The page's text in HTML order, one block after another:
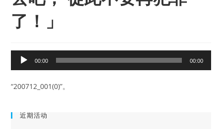
了！」
频
00:00 00:00
“200712_001(0)”。
近期活动